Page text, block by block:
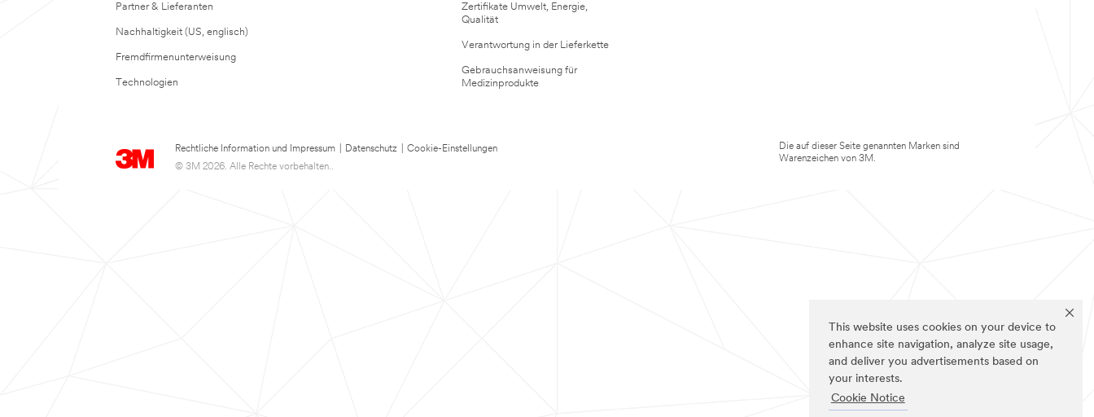
This website uses cookies on your device to
enhance site navigation, analyze site usage,
and deliver you advertisements based on
your interests.
Cookie Notice
Partner & Lieferanten
Nachhaltigkeit (US, englisch)
Fremdfirmenunterweisung
Technologien
Zertifikate Umwelt, Energie,
Qualität
Verantwortung in der Lieferkette
Gebrauchsanweisung für
Medizinprodukte
Rechtliche Information und Impressum Datenschutz
Cookie-Einstellungen
© 3M 2026. Alle Rechte vorbehalten..
Die auf dieser Seite genannten Marken sind
Warenzeichen von 3M.